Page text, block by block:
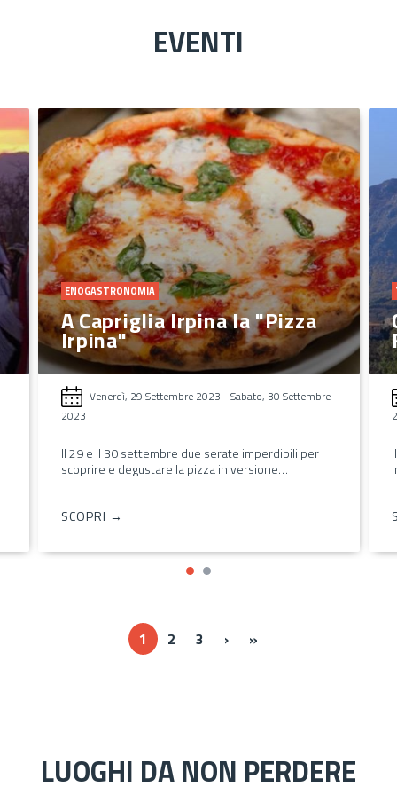
EVENTI
TRADIZIONI LOCALI
Capriglia Irpina celebra San
Felice da Cantalice
Sabato, 17 Maggio 2025-Domenica, 18 Maggio
2025
Il 17 e 18 maggio nel paese irpino i festeggiamenti
in onore del santo patrono , oltre al…
SCOPRI →
1 2 3 ›Next ›
»
LUOGHI DA NON PERDERE